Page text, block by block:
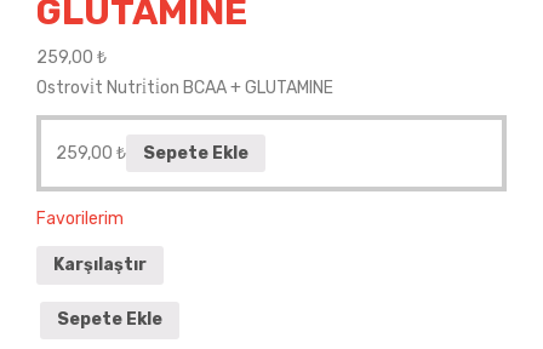
GLUTAMINE
259,00 ₺
Ostrovi̇t Nutri̇ti̇on BCAA + GLUTAMINE
259,00 ₺ Sepete Ekle
Favorilerim
Karşılaştır
Sepete Ekle